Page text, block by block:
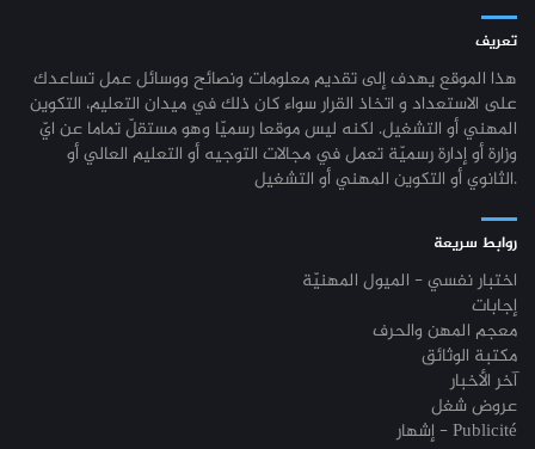
تعريف
هذا الموقع يهدف إلى تقديم معلومات ونصائح ووسائل عمل تساعدك
على الاستعداد و اتخاذ القرار سواء كان ذلك في ميدان التعليم، التكوين
المهني أو التشغيل. لكنه ليس موقعا رسميّا وهو مستقلّ تماما عن ايّ
وزارة أو إدارة رسميّة تعمل في مجالات التوجيه أو التعليم العالي أو
الثانوي أو التكوين المهني أو التشغيل.
روابط سريعة
اختبار نفسي - الميول المهنيّة
إجابات
معجم المهن والحرف
مكتبة الوثائق
آخر الأخبار
عروض شغل
إشهار - Publicité